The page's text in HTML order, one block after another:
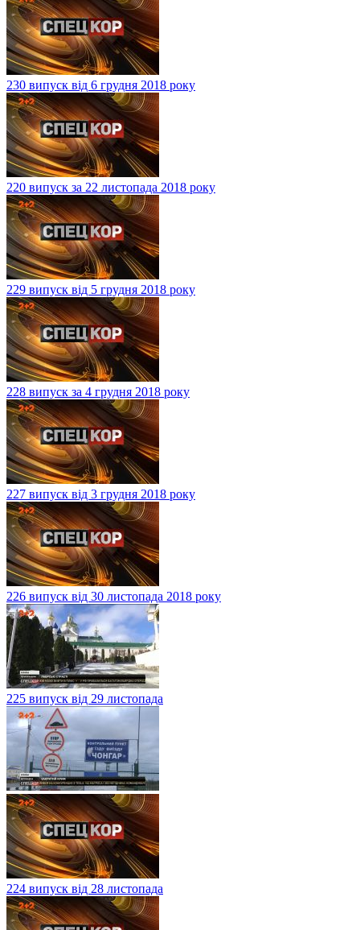
230 випуск від 6 грудня 2018 року
220 випуск за 22 листопада 2018 року
229 випуск від 5 грудня 2018 року
228 випуск за 4 грудня 2018 року
227 випуск від 3 грудня 2018 року
226 випуск від 30 листопада 2018 року
225 випуск від 29 листопада
224 випуск від 28 листопада